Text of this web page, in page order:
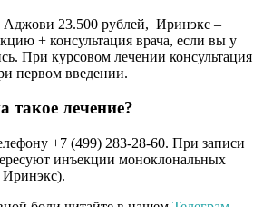
Аджови 23.500 рублей, Иринэкс –
+ консультация врача, если вы у
При курсовом лечении консультация
первом введении.
такое лечение?
+7 (499) 283-28-60. При записи
инъекции моноклональных